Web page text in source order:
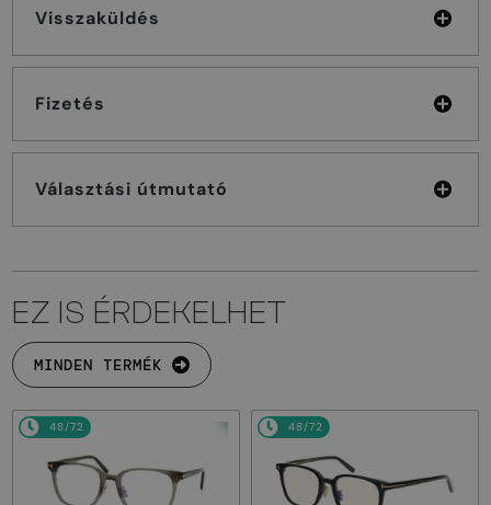
Visszaküldés
Fizetés
Választási útmutató
EZ IS ÉRDEKELHET
MINDEN TERMÉK
48/72 48/72